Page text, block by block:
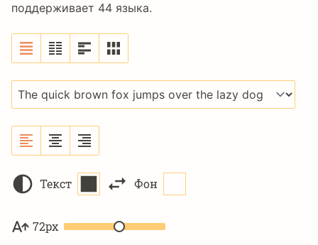
поддерживает 44 языка.
Текст Фон
72px